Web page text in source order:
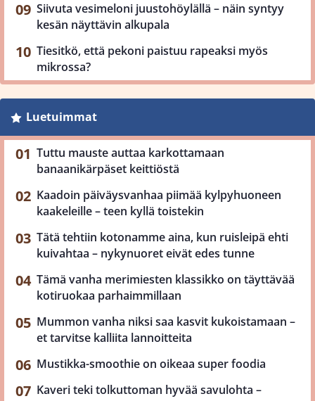
Siivuta vesimeloni juustohöylällä – näin syntyy
kesän näyttävin alkupala
Tiesitkö, että pekoni paistuu rapeaksi myös
mikrossa?
Luetuimmat
Tuttu mauste auttaa karkottamaan
banaanikärpäset keittiöstä
Kaadoin päiväysvanhaa piimää kylpyhuoneen
kaakeleille – teen kyllä toistekin
Tätä tehtiin kotonamme aina, kun ruisleipä ehti
kuivahtaa – nykynuoret eivät edes tunne
Tämä vanha merimiesten klassikko on täyttävää
kotiruokaa parhaimmillaan
Mummon vanha niksi saa kasvit kukoistamaan –
et tarvitse kalliita lannoitteita
Mustikka-smoothie on oikeaa super foodia
Kaveri teki tolkuttoman hyvää savulohta –